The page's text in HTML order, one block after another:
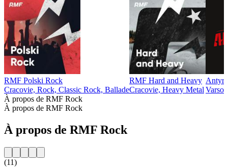
RMF Polski Rock
Cracovie, Rock, Classic Rock, Ballade
RMF Hard and Heavy
Cracovie, Heavy Metal
À propos de RMF Rock
À propos de RMF Rock
À propos de RMF Rock
(11)